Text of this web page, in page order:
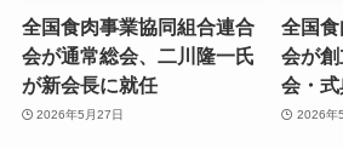
全国食肉事業協同組合連合
会が通常総会、二川隆一氏
が新会長に就任
2026年5月27日
全国
会が
会・
2026年